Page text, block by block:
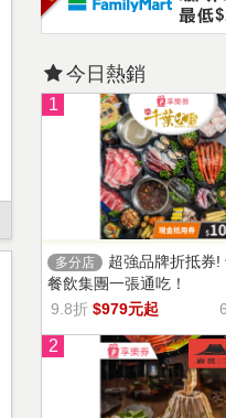
今日熱銷
1
多分店
超強品牌折抵券!
餐飲集團一張通吃！
9.8折 $979元起
2